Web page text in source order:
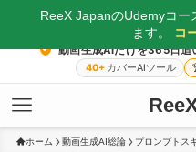
動画生成AIだけを365日追
40+ カバーAIツール
ホーム 動画生成AI総論 プロンプトス
ReeX JapanのUdemyコー
ます。
コ